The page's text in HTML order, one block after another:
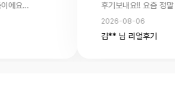
후기보내요!! 요즘 정말 편하
다니구 있어요 여름 내내 신을 듯 ㅎㅎㅎ
사진 전달해드리면 찾아주실
2026-08-06
김** 님 리얼후기